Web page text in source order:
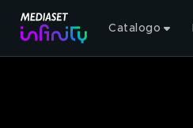
Catalogo